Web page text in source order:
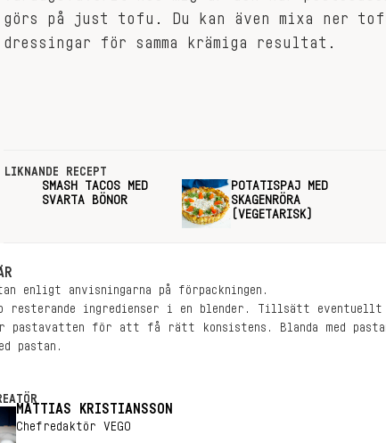
görs på just tofu. Du kan även mixa ner
dressingar för samma krämiga resultat.
LIKNANDE RECEPT
SMASH TACOS MED
SVARTA BÖNOR
POTATISPAJ MED
SKAGENRÖRA
(VEGETARISK)
enligt anvisningarna på förpackningen.
resterande ingredienser i en blender. Tillsätt eventuellt
pastavatten för att få rätt konsistens. Blanda med
pastan.
MATTIAS KRISTIANSSON
Chefredaktör VEGO